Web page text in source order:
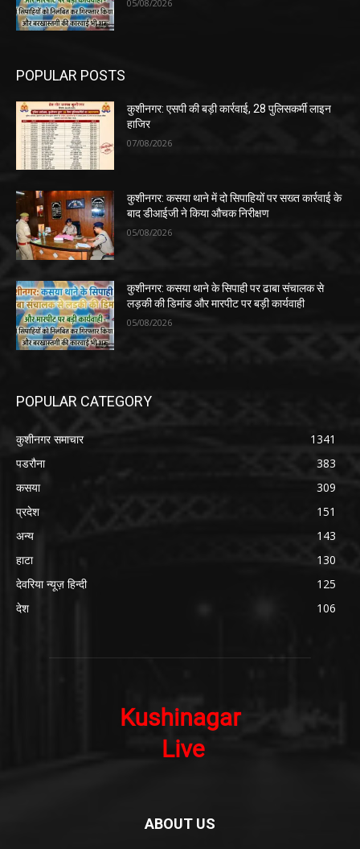
05/08/2026
POPULAR POSTS
कुशीनगर: एसपी की बड़ी कार्रवाई, 28 पुलिसकर्मी लाइन
हाजिर
07/08/2026
कुशीनगर: कसया थाने में दो सिपाहियों पर सख्त कार्रवाई के
बाद डीआईजी ने किया औचक निरीक्षण
05/08/2026
कुशीनगर: कसया थाने के सिपाही पर ढाबा संचालक से
लड़की की डिमांड और मारपीट पर बड़ी कार्यवाही
05/08/2026
POPULAR CATEGORY
कुशीनगर समाचार
1341
पडरौना
383
कसया
309
प्रदेश
151
अन्य
143
हाटा
130
देवरिया न्यूज़ हिन्दी
125
देश
106
ABOUT US